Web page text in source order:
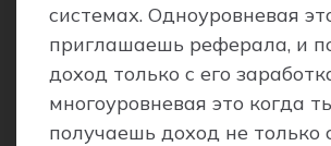
системах. Одноуровневая
приглашаешь реферала, и
доход только с его
многоуровневая это когда
получаешь доход не только